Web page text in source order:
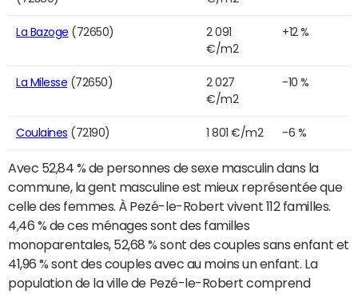
La Bazoge (72650)
2 091
€/m2
+12 %
La Milesse (72650)
2 027
€/m2
-10 %
Coulaines (72190) 1 801 €/m2 -6 %
Avec 52,84 % de personnes de sexe masculin dans la
commune, la gent masculine est mieux représentée que
celle des femmes. À Pezé-le-Robert vivent 112 familles.
4,46 % de ces ménages sont des familles
monoparentales, 52,68 % sont des couples sans enfant et
41,96 % sont des couples avec au moins un enfant. La
population de la ville de Pezé-le-Robert comprend